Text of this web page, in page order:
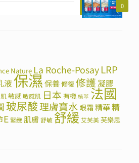
0
Nature La Roche-PosayLRP
液保濕保養修復修護凝膠
敏感敏感肌 日本 有機 植萃 法國
玻尿酸理膚寶水 眼霜精華精
E 緊緻 肌膚 舒敏 舒緩 艾芙美芙樂思